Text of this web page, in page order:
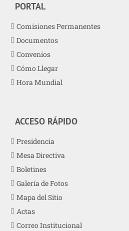
PORTAL
Comisiones Permanentes
Documentos
Convenios
Cómo Llegar
Hora Mundial
ACCESO RÁPIDO
Presidencia
Mesa Directiva
Boletines
Galería de Fotos
Mapa del Sitio
Actas
Correo Institucional